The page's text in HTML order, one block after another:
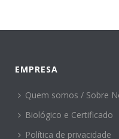
EMPRESA
Quem somos / Sobre
Biológico e Certificado
Política de privacidade